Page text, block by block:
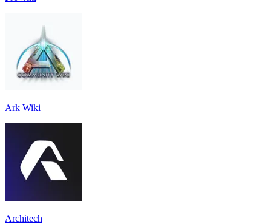
Ark Wiki
Architech